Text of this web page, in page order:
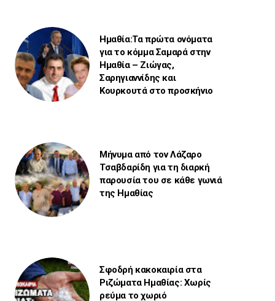
Ημαθία:Τα πρώτα ονόματα
για το κόμμα Σαμαρά στην
Ημαθία – Ζιώγας,
Σαρηγιαννίδης και
Κουρκουτά στο προσκήνιο
Μήνυμα από τον Λάζαρο
Τσαβδαρίδη για τη διαρκή
παρουσία του σε κάθε γωνιά
της Ημαθίας
Σφοδρή κακοκαιρία στα
Ριζώματα Ημαθίας: Χωρίς
ρεύμα το χωριό